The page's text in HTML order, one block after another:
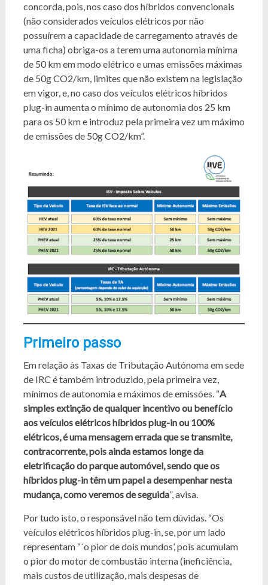
concorda, pois, nos caso dos híbridos convencionais
(não considerados veículos elétricos por não
possuírem a capacidade de carregamento através de
uma ficha) obriga-os a terem uma autonomia mínima
de 50 km em modo elétrico e umas emissões máximas
de 50g CO2/km, limites que não existem na legislação
em vigor, e, no caso dos veículos elétricos híbridos
plug-in aumenta o mínimo de autonomia dos 25 km
para os 50 km e introduz pela primeira vez um máximo
de emissões de 50g CO2/km”.
Primeiro passo
Em relação às Taxas de Tributação Autónoma em sede
de IRC é também introduzido, pela primeira vez,
mínimos de autonomia e máximos de emissões. “A
simples extinção de qualquer incentivo ou benefício
aos veículos elétricos híbridos plug-in ou 100%
elétricos, é uma mensagem errada que se transmite,
contracorrente, pois ainda estamos longe da
eletrificação do parque automóvel, sendo que os
híbridos plug-in têm um papel a desempenhar nesta
mudança, como veremos de seguida”, avisa.
Por tudo isto, o responsável não tem dúvidas. “Os
veículos elétricos híbridos plug-in, se, por um lado
representam “´o pior de dois mundos’, pois acumulam
o pior do motor de combustão interna (ineficiência,
mais custos de utilização, mais despesas de